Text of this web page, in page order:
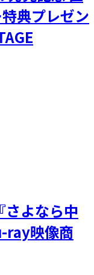
典プレゼン
よなら中
ray映像商